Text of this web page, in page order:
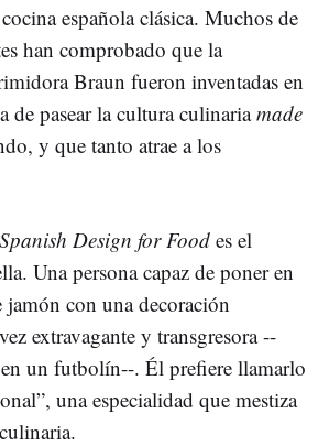
española clásica. Muchos de
han comprobado que la
Braun fueron inventadas en
de pasear la cultura culinariamade
y que tanto atrae a los
Design for Food es el
Una persona capaz de poner en
con una decoración
extravagante y transgresora --
un futbolín--. Él prefiere llamarlo
una especialidad que mestiza